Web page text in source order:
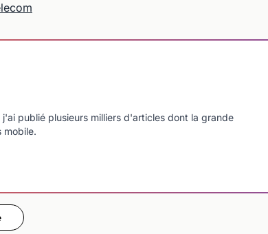
publié plusieurs milliers d'articles dont la grande
mobile.